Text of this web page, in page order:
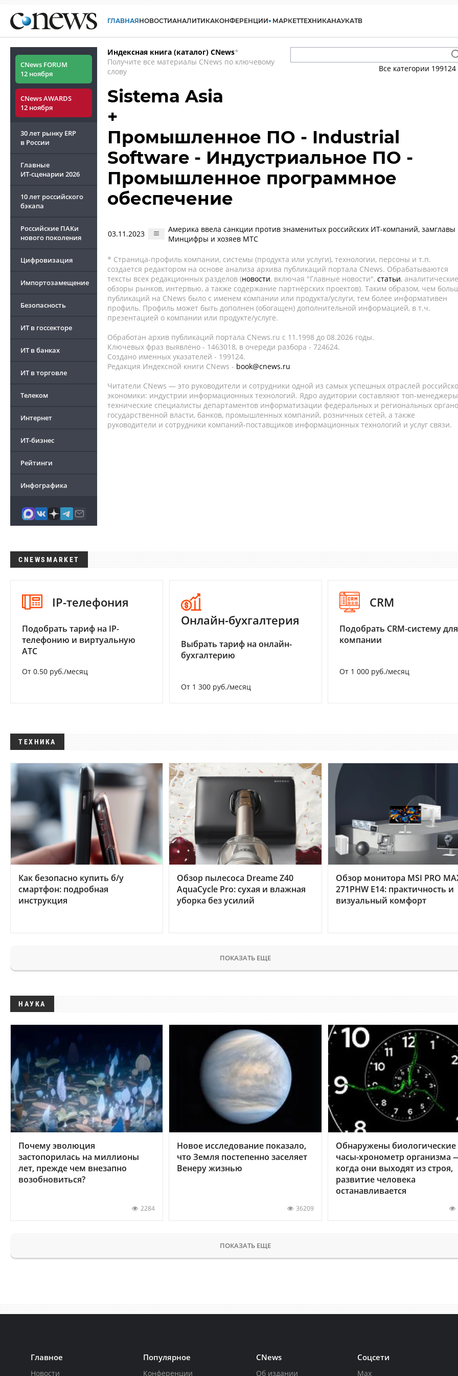
ГЛАВНАЯНОВОСТИАНАЛИТИКАКОНФЕРЕНЦИИ МАРКЕТТЕХНИКАНАУКАТВ
CNews FORUM
12 ноября
CNews AWARDS
12 ноября
30 лет рынку ERP
в России
Главные
ИТ-сценарии 2026
10 лет российского
бэкапа
Российские ПАКи
нового поколения
Цифровизация
Импортозамещение
Безопасность
ИТ в госсекторе
ИТ в банках
ИТ в торговле
Телеком
Интернет
ИТ-бизнес
Рейтинги
Инфографика
Индексная книга (каталог) CNews*
Получите все материалы CNews по ключевому
слову
Все категории 199124
Sistema Asia
+
Промышленное ПО - Industrial
Software - Индустриальное ПО -
Промышленное программное
обеспечение
03.11.2023
Америка ввела санкции против знаменитых российских ИТ-компаний, замглавы
Минцифры и хозяев МТС
* Страница-профиль компании, системы (продукта или услуги), технологии, персоны и т.п.
создается редактором на основе анализа архива публикаций портала CNews. Обрабатываются
тексты всех редакционных разделов (новости, включая "Главные новости", статьи, аналитические
обзоры рынков, интервью, а также содержание партнёрских проектов). Таким образом, чем
публикаций на CNews было с именем компании или продукта/услуги, тем более информативен
профиль. Профиль может быть дополнен (обогащен) дополнительной информацией, в т.ч.
презентацией о компании или продукте/услуге.
Обработан архив публикаций портала CNews.ru c 11.1998 до 08.2026 годы.
Ключевых фраз выявлено - 1463018, в очереди разбора - 724624.
Создано именных указателей - 199124.
Редакция Индексной книги CNews - book@cnews.ru
Читатели CNews — это руководители и сотрудники одной из самых успешных отраслей
экономики: индустрии информационных технологий. Ядро аудитории составляют топ-
технические специалисты департаментов информатизации федеральных и региональных
государственной власти, банков, промышленных компаний, розничных сетей, а также
руководители и сотрудники компаний-поставщиков информационных технологий и услуг связи.
CNEWSMARKET
IP-телефония
Подобрать тариф на IP-
телефонию и виртуальную
АТС
От 0.50 руб./месяц
Онлайн-бухгалтерия
Выбрать тариф на онлайн-
бухгалтерию
От 1 300 руб./месяц
CRM
Подобрать CRM-систему для
компании
От 1 000 руб./месяц
ТЕХНИКА
Как безопасно купить б/у
смартфон: подробная
инструкция
Обзор пылесоса Dreame Z40
AquaCycle Pro: сухая и влажная
уборка без усилий
Обзор монитора MSI PRO
271PHW E14: практичность и
визуальный комфорт
ПОКАЗАТЬ ЕЩЕ
НАУКА
Почему эволюция
застопорилась на миллионы
лет, прежде чем внезапно
возобновиться?
2284
Новое исследование показало,
что Земля постепенно заселяет
Венеру жизнью
36209
Обнаружены биологические
часы-хронометр организма
когда они выходят из строя,
развитие человека
останавливается
ПОКАЗАТЬ ЕЩЕ
Главное
Новости
Популярное
Конференции
CNews
Об издании
Соцсети
Max